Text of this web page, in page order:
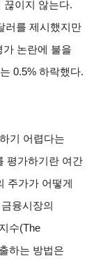
끊이지 않는다.
러를 제시했지만
가 논란에 불을
0.5% 하락했다.
기 어렵다는
평가하기란 여간
주가가 어떻게
융시장의
수(The
하는 방법은